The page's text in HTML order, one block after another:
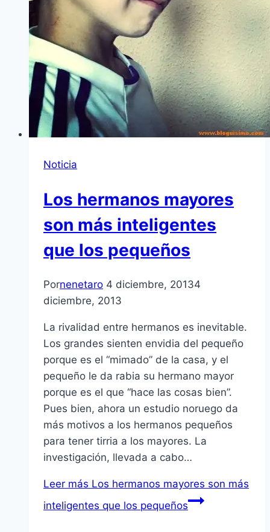
Noticia
Los hermanos mayores
son más inteligentes
que los pequeños
Pornenetaro 4 diciembre, 20134
diciembre, 2013
La rivalidad entre hermanos es inevitable.
Los grandes sienten envidia del pequeño
porque es el “mimado” de la casa, y el
pequeño le da rabia su hermano mayor
porque es el que “hace las cosas bien”.
Pues bien, ahora un estudio noruego da
más motivos a los hermanos pequeños
para tener tirria a los mayores. La
investigación, llevada a cabo…
Leer más Los hermanos mayores son más
inteligentes que los pequeños